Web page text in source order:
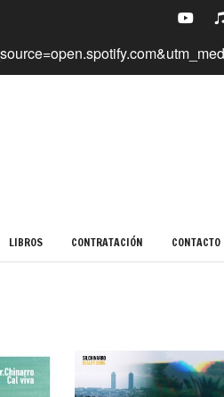
LIBROS CONTRATACIÓN CONTACTO